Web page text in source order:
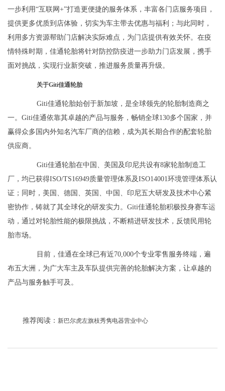
一步利用“互联网+”打造更便捷的服务体系，丰富各门店服务项目，
提供更多优质到店体验，切实为车主带去优惠与福利；与此同时，
利用多方资源帮助门店解决实际难点，为门店提供有效关怀。在疫
情特殊时期，佳通轮胎将针对防控防疫进一步助力门店发展，携手
面对挑战，实现行业新突破，推进服务质量再升级。
关于Giti佳通轮胎
Giti佳通轮胎始创于新加坡，是全球领先的轮胎制造商之
一。Giti佳通依靠其卓越的产品与服务，畅销全球130多个国家，并
赢得众多国内外知名汽车厂商的信赖，成为其长期合作的配套轮胎
供应商。
Giti佳通轮胎在中国、美国及印尼共设有8家轮胎制造工
厂，均已获得ISO/TS16949质量管理体系及ISO14001环境管理体系认
证；同时，美国、德国、英国、中国、印尼五大研发及技术中心紧
密协作，铸就了其全球化的研发实力。Giti佳通轮胎积极投身赛车运
动，通过对轮胎性能的极限挑战，不断精进研发技术，反馈民用轮
胎市场。
目前，佳通在全球已有近70,000个专业零售服务终端，遍
布五大洲，为广大车主及车队提供完善的轮胎解决方案，让卓越的
产品与服务触手可及。
推荐阅读： 新巴尔虎左旗枝秀隽电器营业中心